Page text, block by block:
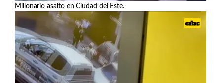
Millonario asalto en Ciudad del Este.
Ver más